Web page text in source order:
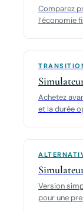
Comparez
l’économie
Achetez
et la durée
Version
pour une